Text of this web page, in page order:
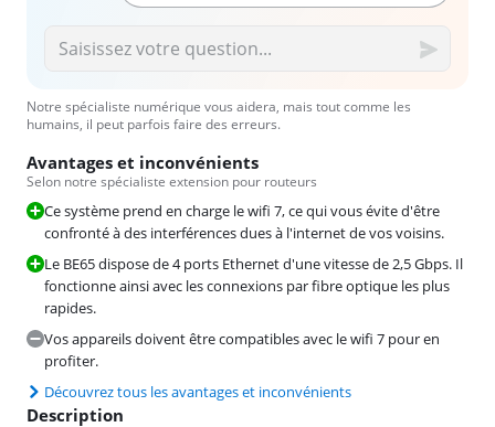
Notre spécialiste numérique vous aidera, mais tout comme les
humains, il peut parfois faire des erreurs.
Avantages et inconvénients
Selon notre spécialiste extension pour routeurs
Ce système prend en charge le wifi 7, ce qui vous évite d'être
confronté à des interférences dues à l'internet de vos voisins.
Le BE65 dispose de 4 ports Ethernet d'une vitesse de 2,5 Gbps. Il
fonctionne ainsi avec les connexions par fibre optique les plus
rapides.
Vos appareils doivent être compatibles avec le wifi 7 pour en
profiter.
Découvrez tous les avantages et inconvénients
Description